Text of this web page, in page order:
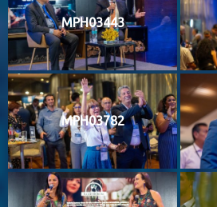
MPH03443
MPH03782